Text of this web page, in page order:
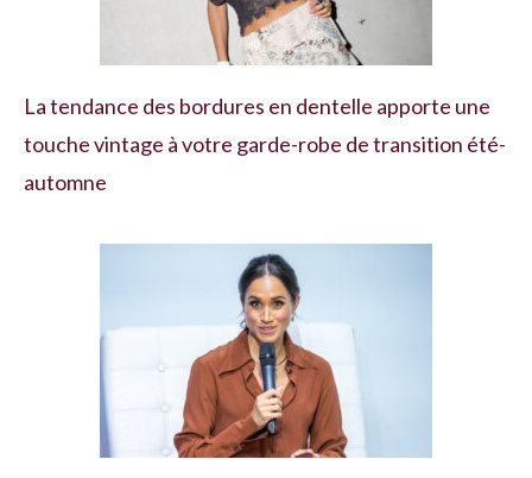
La tendance des bordures en dentelle apporte une
touche vintage à votre garde-robe de transition été-
automne